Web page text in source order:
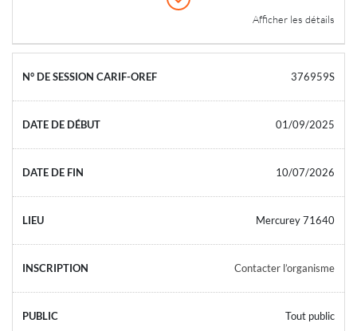
Afficher les détails
376959S
01/09/2025
10/07/2026
Mercurey 71640
Contacter l’organisme
Tout public